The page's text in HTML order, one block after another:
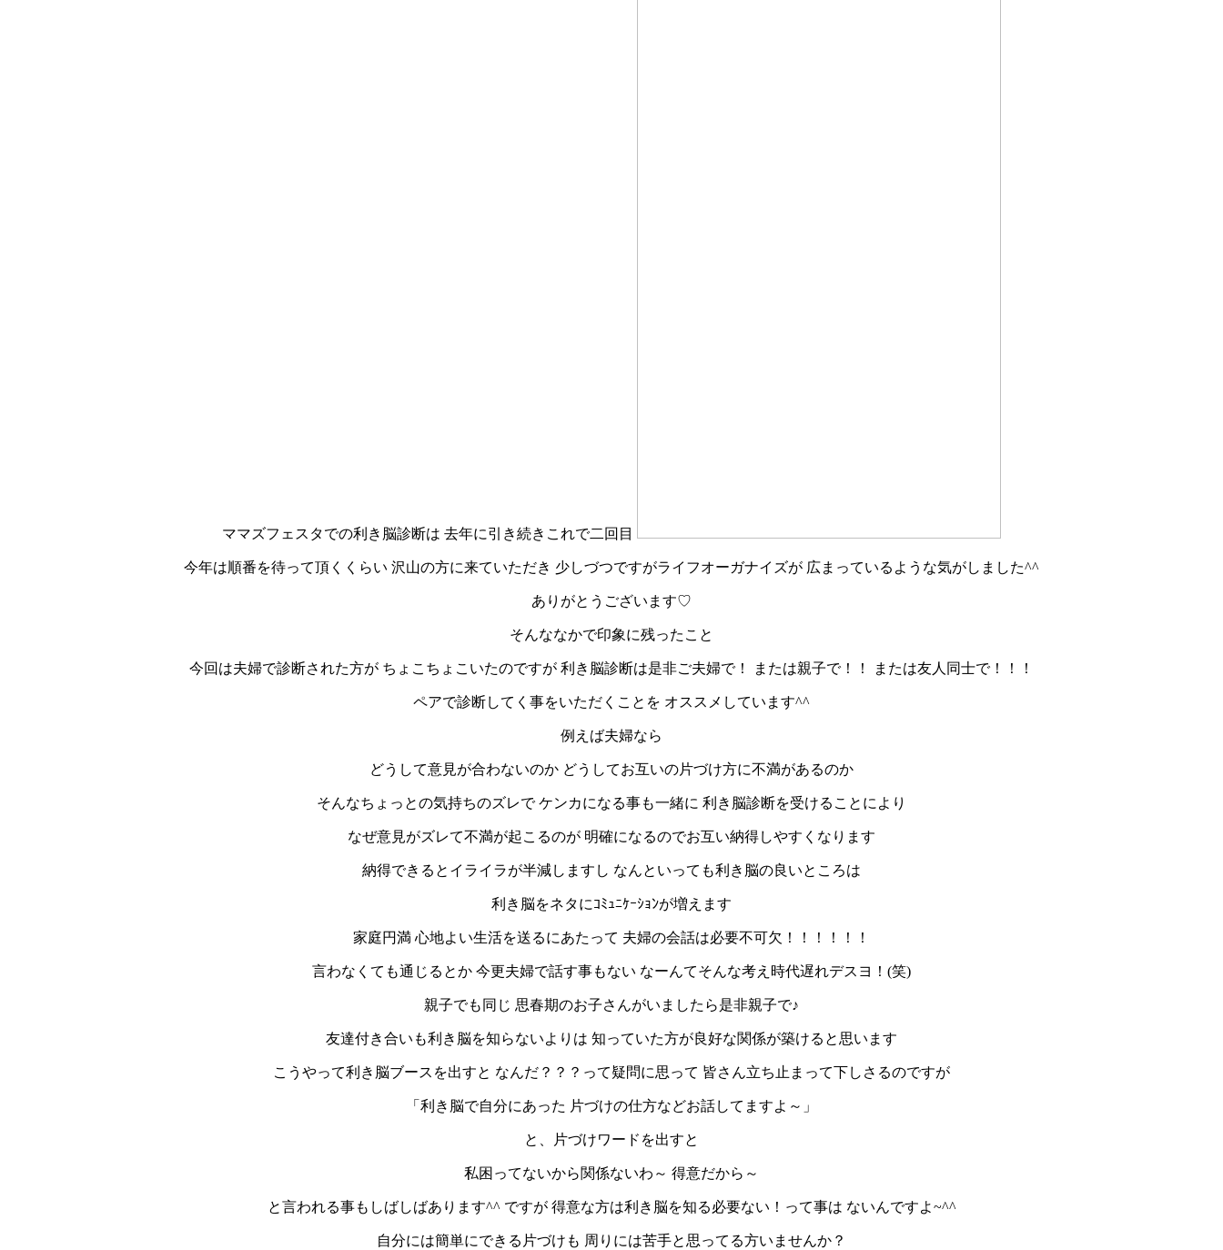
ママズフェスタでの利き脳診断は 去年に引き続きこれで二回目
今年は順番を待って頂くくらい 沢山の方に来ていただき 少しづつですがライフオーガナイズが 広まっているような気がしました^^
ありがとうございます♡
そんななかで印象に残ったこと
今回は夫婦で診断された方が ちょこちょこいたのですが 利き脳診断は是非ご夫婦で！ または親子で！！ または友人同士で！！！
ペアで診断してく事をいただくことを オススメしています^^
例えば夫婦なら
どうして意見が合わないのか どうしてお互いの片づけ方に不満があるのか
そんなちょっとの気持ちのズレで ケンカになる事も一緒に 利き脳診断を受けることにより
なぜ意見がズレて不満が起こるのが 明確になるのでお互い納得しやすくなります
納得できるとイライラが半減しますし なんといっても利き脳の良いところは
利き脳をネタにｺﾐｭﾆｹｰｼｮﾝが増えます
家庭円満 心地よい生活を送るにあたって 夫婦の会話は必要不可欠！！！！！！
言わなくても通じるとか 今更夫婦で話す事もない なーんてそんな考え時代遅れデスヨ！(笑)
親子でも同じ 思春期のお子さんがいましたら是非親子で♪
友達付き合いも利き脳を知らないよりは 知っていた方が良好な関係が築けると思います
こうやって利き脳ブースを出すと なんだ？？？って疑問に思って 皆さん立ち止まって下しさるのですが
「利き脳で自分にあった 片づけの仕方などお話してますよ～」
と、片づけワードを出すと
私困ってないから関係ないわ～ 得意だから～
と言われる事もしばしばあります^^ ですが 得意な方は利き脳を知る必要ない！って事は ないんですよ~^^
自分には簡単にできる片づけも 周りには苦手と思ってる方いませんか？